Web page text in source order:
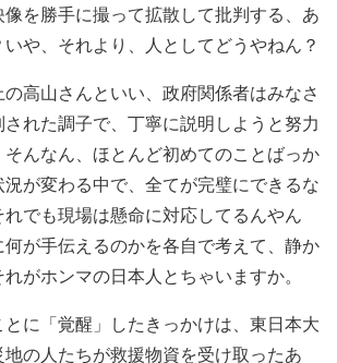
を勝手に撮って拡散して批判する、あ
や、それより、人としてどうやねん？
高山さんといい、政府関係者はみなさ
れた調子で、丁寧に説明しようと努力
そんなん、ほとんど初めてのことばっか
況が変わる中で、全てが完璧にできるな
でも現場は懸命に対応してるんやん
が手伝えるのかを各自で考えて、静か
がホンマの日本人とちゃいますか。
に「覚醒」したきっかけは、東日本大
の人たちが救援物資を受け取ったあ